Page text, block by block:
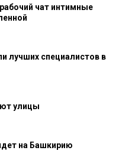
чат интимные
лучших специалистов в
улицы
на Башкирию